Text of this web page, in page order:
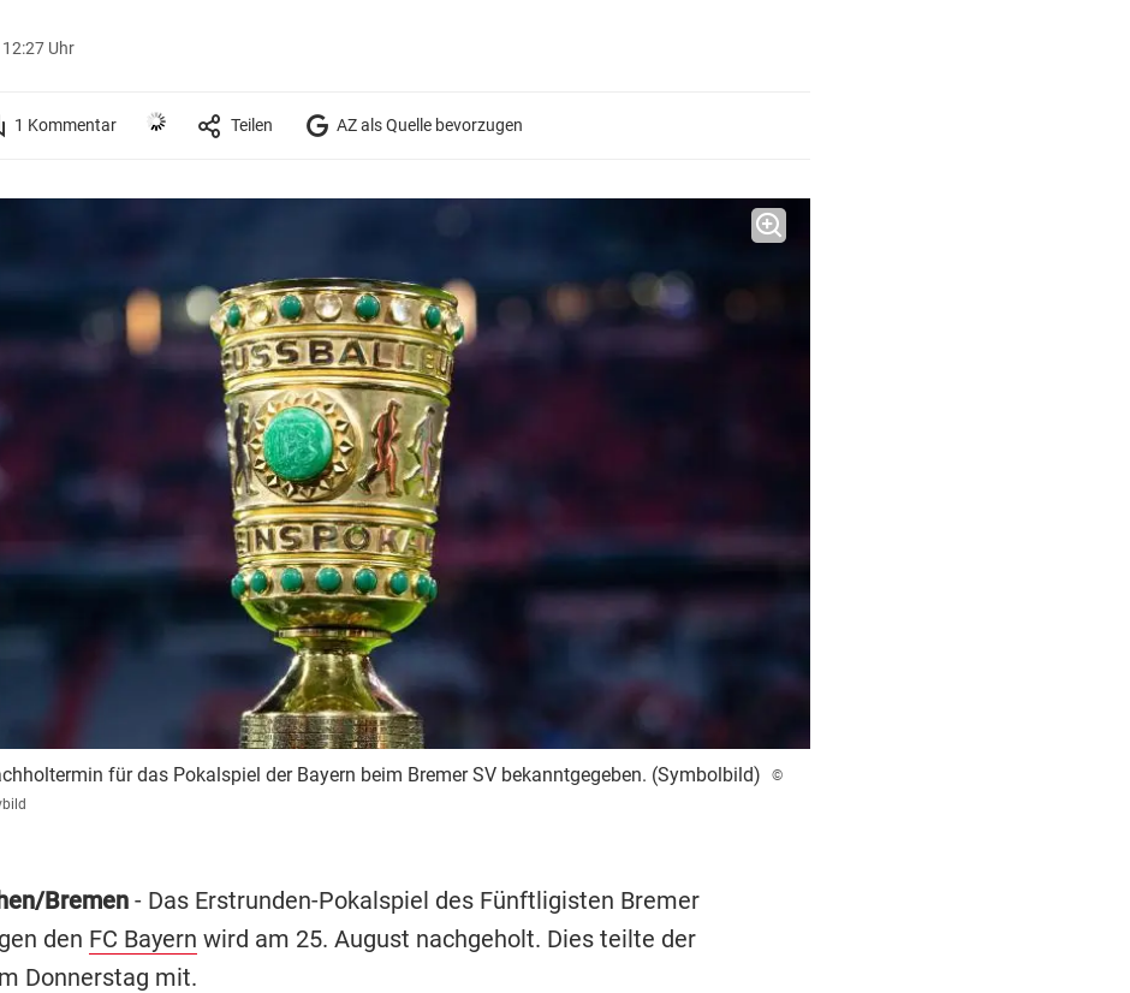
Uhr
1 Kommentar Teilen AZ als Quelle bevorzugen
für das Pokalspiel der Bayern beim Bremer SV bekanntgegeben. (Symbolbild)
©
Bremen- Das Erstrunden-Pokalspiel des Fünftligisten Bremer
den FC Bayern wird am 25. August nachgeholt. Dies teilte der
Donnerstag mit.